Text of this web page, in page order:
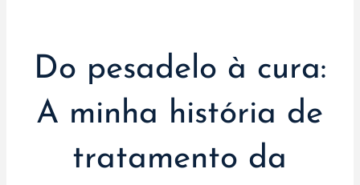
Do pesadelo à cura:
A minha história de
tratamento da